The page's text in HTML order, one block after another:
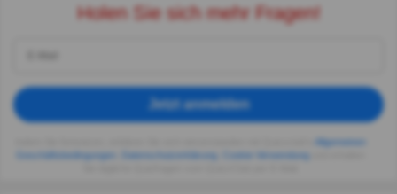
Holen Sie sich mehr Fragen!
Jetzt anmelden
Allgemeinen
Geschäftsbedingungen
Datenschutzerklärung Cookie-Verwendung